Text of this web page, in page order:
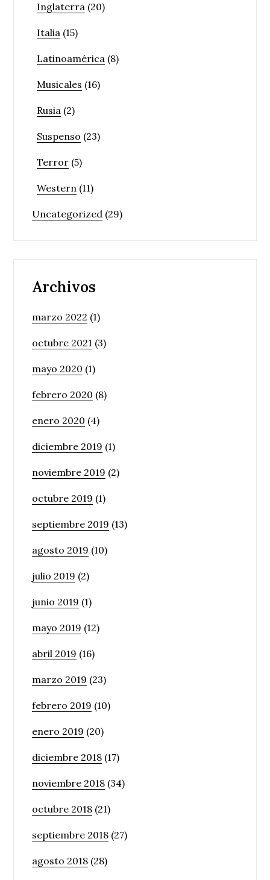
Inglaterra (20)
Italia (15)
Latinoamérica (8)
Musicales (16)
Rusia (2)
Suspenso (23)
Terror (5)
Western (11)
Uncategorized (29)
Archivos
marzo 2022 (1)
octubre 2021 (3)
mayo 2020 (1)
febrero 2020 (8)
enero 2020 (4)
diciembre 2019 (1)
noviembre 2019 (2)
octubre 2019 (1)
septiembre 2019 (13)
agosto 2019 (10)
julio 2019 (2)
junio 2019 (1)
mayo 2019 (12)
abril 2019 (16)
marzo 2019 (23)
febrero 2019 (10)
enero 2019 (20)
diciembre 2018 (17)
noviembre 2018 (34)
octubre 2018 (21)
septiembre 2018 (27)
agosto 2018 (28)